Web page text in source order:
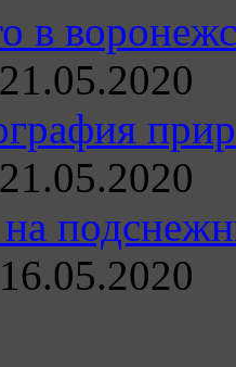
в
21.05.2020
21.05.2020
16.05.2020